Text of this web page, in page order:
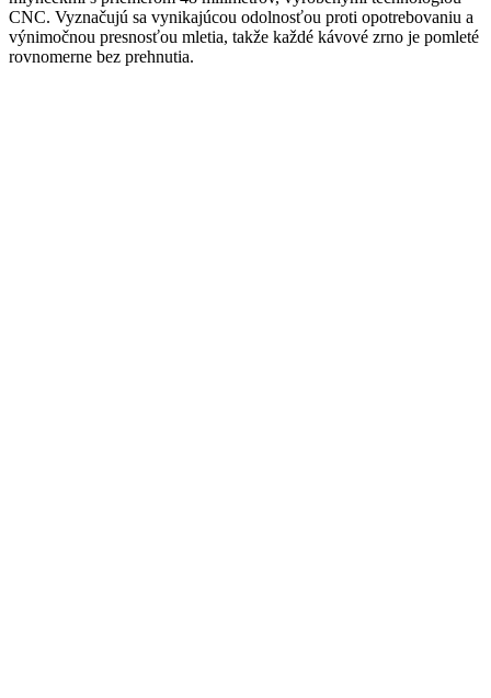
CNC. Vyznačujú sa vynikajúcou odolnosťou proti opotrebovaniu a
výnimočnou presnosťou mletia, takže každé kávové zrno je pomleté
rovnomerne bez prehnutia.